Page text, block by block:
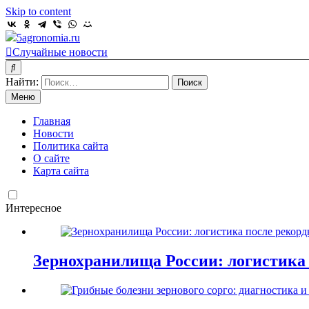
Skip to content
5agronomia.ru
Случайные новости
Найти:
Меню
Главная
Новости
Политика сайта
О сайте
Карта сайта
Интересное
Зернохранилища России: